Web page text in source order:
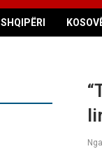
SHQIPËRI
Nga